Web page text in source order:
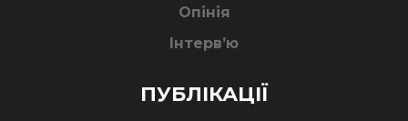
Опінія
Інтерв’ю
ПУБЛІКАЦІЇ